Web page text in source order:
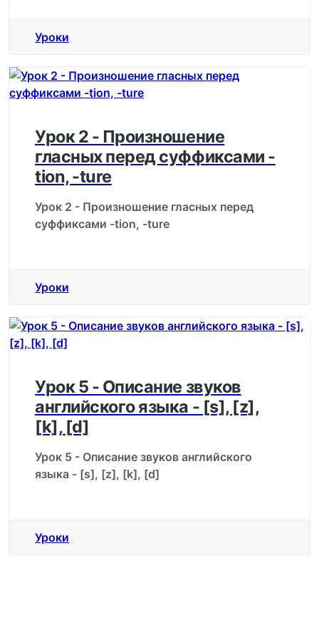
Уроки
Урок 2 - Произношение
гласных перед суффиксами -
tion, -ture
Урок 2 - Произношение гласных перед
суффиксами -tion, -ture
Уроки
Урок 5 - Описание звуков
английского языка - [s], [z],
[k], [d]
Урок 5 - Описание звуков английского
языка - [s], [z], [k], [d]
Уроки